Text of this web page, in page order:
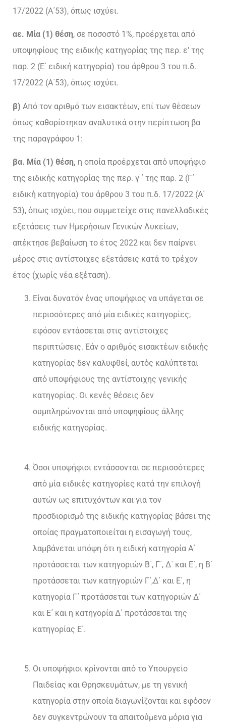
17/2022 (Α΄53), όπως ισχύει.
αε. Μία (1) θέση, σε ποσοστό 1%, προέρχεται από
υποψηφίους της ειδικής κατηγορίας της περ. ε’ της
παρ. 2 (Ε΄ ειδική κατηγορία) του άρθρου 3 του π.δ.
17/2022 (Α΄53), όπως ισχύει.
β) Από τον αριθμό των εισακτέων, επί των θέσεων
όπως καθορίστηκαν αναλυτικά στην περίπτωση βα
της παραγράφου 1:
βα. Μία (1) θέση, η οποία προέρχεται από υποψήφιο
της ειδικής κατηγορίας της περ. γ ΄ της παρ. 2 (Γ΄
ειδική κατηγορία) του άρθρου 3 του π.δ. 17/2022 (Α΄
53), όπως ισχύει, που συμμετείχε στις πανελλαδικές
εξετάσεις των Ημερήσιων Γενικών Λυκείων,
απέκτησε βεβαίωση το έτος 2022 και δεν παίρνει
μέρος στις αντίστοιχες εξετάσεις κατά το τρέχον
έτος (χωρίς νέα εξέταση).
Είναι δυνατόν ένας υποψήφιος να υπάγεται σε
περισσότερες από μία ειδικές κατηγορίες,
εφόσον εντάσσεται στις αντίστοιχες
περιπτώσεις. Εάν ο αριθμός εισακτέων ειδικής
κατηγορίας δεν καλυφθεί, αυτός καλύπτεται
από υποψήφιους της αντίστοιχης γενικής
κατηγορίας. Οι κενές θέσεις δεν
συμπληρώνονται από υποψηφίους άλλης
ειδικής κατηγορίας.
Όσοι υποψήφιοι εντάσσονται σε περισσότερες
από μία ειδικές κατηγορίες κατά την επιλογή
αυτών ως επιτυχόντων και για τον
προσδιορισμό της ειδικής κατηγορίας βάσει της
οποίας πραγματοποιείται η εισαγωγή τους,
λαμβάνεται υπόψη ότι η ειδική κατηγορία Α΄
προτάσσεται των κατηγοριών Β΄, Γ΄, Δ΄ και Ε΄, η Β΄
προτάσσεται των κατηγοριών Γ΄,Δ΄ και Ε΄, η
κατηγορία Γ΄ προτάσσεται των κατηγοριών Δ΄
και Ε΄ και η κατηγορία Δ΄ προτάσσεται της
κατηγορίας Ε΄.
Οι υποψήφιοι κρίνονται από το Υπουργείο
Παιδείας και Θρησκευμάτων, με τη γενική
κατηγορία στην οποία διαγωνίζονται και εφόσον
δεν συγκεντρώνουν τα απαιτούμενα μόρια για